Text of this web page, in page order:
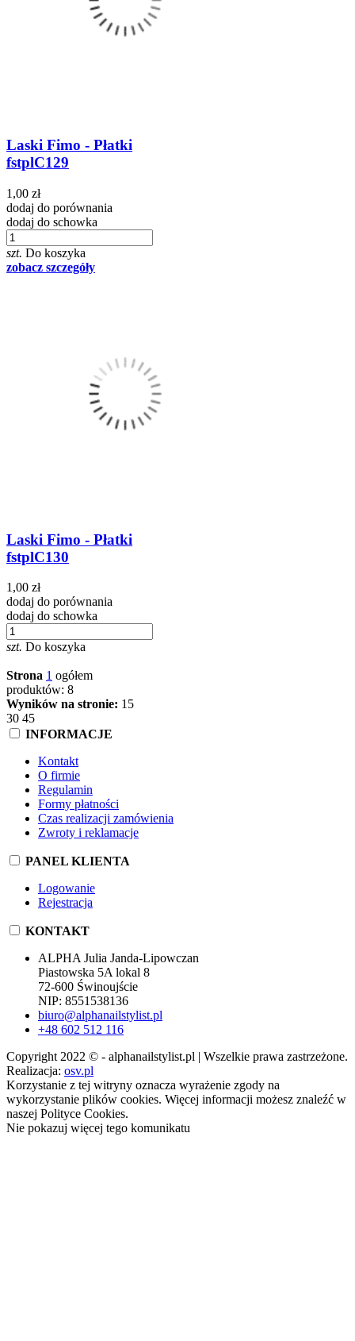
Laski Fimo - Płatki
fstplC129
1,00 zł
dodaj do porównania
dodaj do schowka
szt. Do koszyka
zobacz szczegóły
Laski Fimo - Płatki
fstplC130
1,00 zł
dodaj do porównania
dodaj do schowka
szt. Do koszyka
Strona 1 ogółem
produktów: 8
Wyników na stronie: 15
30 45
INFORMACJE
Kontakt
O firmie
Regulamin
Formy płatności
Czas realizacji zamówienia
Zwroty i reklamacje
PANEL KLIENTA
Logowanie
Rejestracja
KONTAKT
ALPHA Julia Janda-Lipowczan
Piastowska 5A lokal 8
72-600 Świnoujście
NIP: 8551538136
biuro@alphanailstylist.pl
+48 602 512 116
Copyright 2022 © - alphanailstylist.pl | Wszelkie prawa zastrzeżone.
Realizacja: osv.pl
Korzystanie z tej witryny oznacza wyrażenie zgody na
wykorzystanie plików cookies. Więcej informacji możesz znaleźć w
naszej Polityce Cookies.
Nie pokazuj więcej tego komunikatu